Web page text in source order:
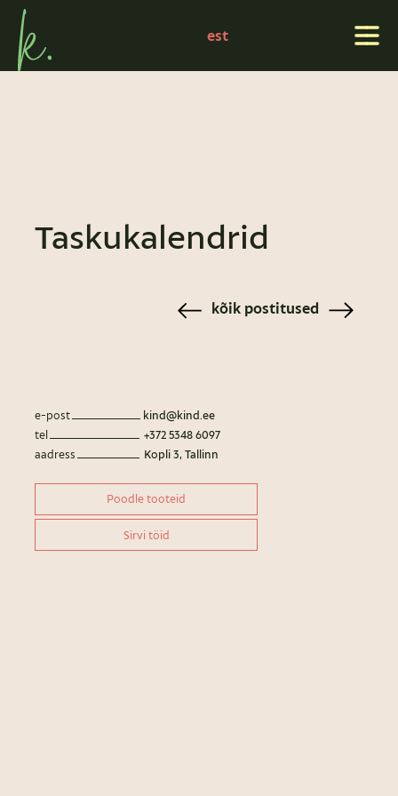
est
Taskukalendrid
kõik postitused
e-post
kind@kind.ee
tel
+372 5348 6097
aadress
Kopli 3, Tallinn
Poodle tooteid
Sirvi töid